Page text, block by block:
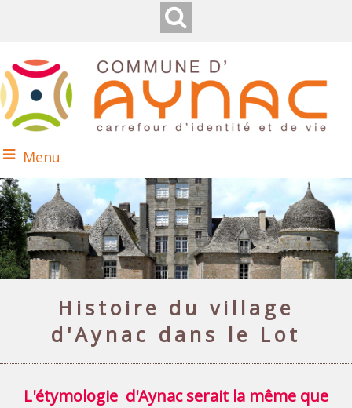
Menu
Histoire du village
d'Aynac dans le Lot
L'étymologie d'Aynac serait la même que